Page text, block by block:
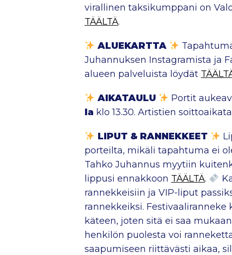
virallinen taksikumppani on
TÄÄLTÄ.
ALUEKARTTA
Juhannuksen Instagramista ja
alueen palveluista löydät
AIKATAULU Portit
la klo 13.30. Artistien
LIPUT & RANNEKKEET
porteilta, mikäli tapahtuma ei
Tahko Juhannus myytiin
lippusi ennakkoon TÄÄLTÄ.
rannekkeisiin ja VIP-liput
rannekkeiksi.
käteen, joten sitä ei saa
henkilön puolesta voi
saapumiseen riittävästi aikaa,